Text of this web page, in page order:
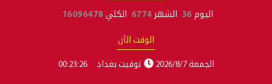
الشهر6774 الكلي16096478
الوقت الآن
توقيت بغداد 00:23:27